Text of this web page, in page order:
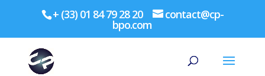
+ (33) 01 84 79 28 20 contact@cp-
bpo.com